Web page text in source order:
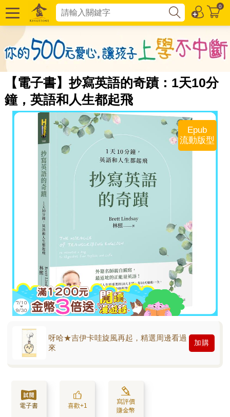
0
【電子書】抄寫英語的奇蹟：1天10分
鐘，英語和人生都起飛
Epub
流動版型
呀哈★吉伊卡哇旋風再起，精選周邊看過
來
加購
電子書 喜歡+1
寫評價
賺金幣